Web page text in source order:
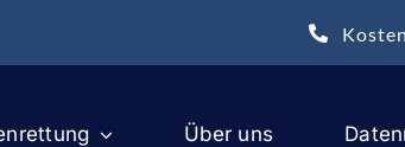
Über uns